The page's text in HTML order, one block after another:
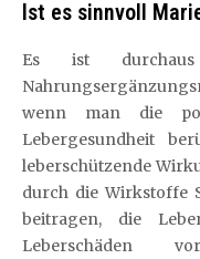
Ist es sinnvoll
Es ist
wenn man die
Lebergesundheit
leberschützende
durch die Wirkstoffe
beitragen, die
Leberschäden